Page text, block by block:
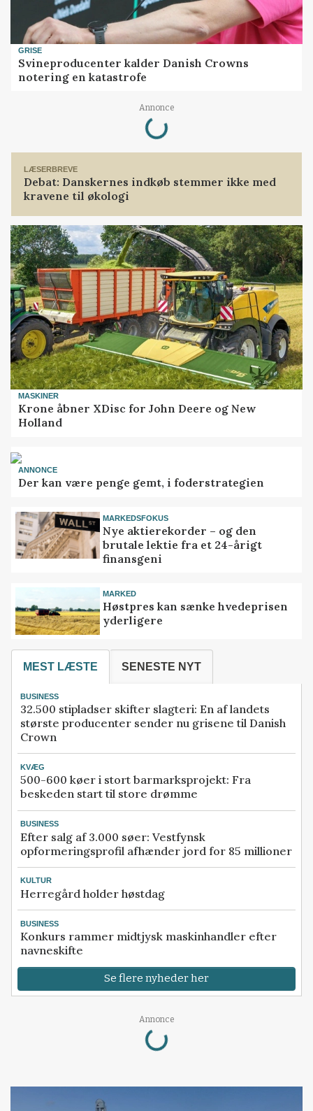
GRISE
Svineproducenter kalder Danish Crowns
notering en katastrofe
Annonce
Loading...
LÆSERBREVE
Debat: Danskernes indkøb stemmer ikke med
kravene til økologi
MASKINER
Krone åbner XDisc for John Deere og New
Holland
ANNONCE
Der kan være penge gemt, i foderstrategien
MARKEDSFOKUS
Nye aktierekorder – og den
brutale lektie fra et 24-årigt
finansgeni
MARKED
Høstpres kan sænke hvedeprisen
yderligere
MEST LÆSTE SENESTE NYT
BUSINESS
32.500 stipladser skifter slagteri: En af landets
største producenter sender nu grisene til Danish
Crown
KVÆG
500-600 køer i stort barmarksprojekt: Fra
beskeden start til store drømme
BUSINESS
Efter salg af 3.000 søer: Vestfynsk
opformeringsprofil afhænder jord for 85 millioner
KULTUR
Herregård holder høstdag
BUSINESS
Konkurs rammer midtjysk maskinhandler efter
navneskifte
Se flere nyheder her
Annonce
Loading...